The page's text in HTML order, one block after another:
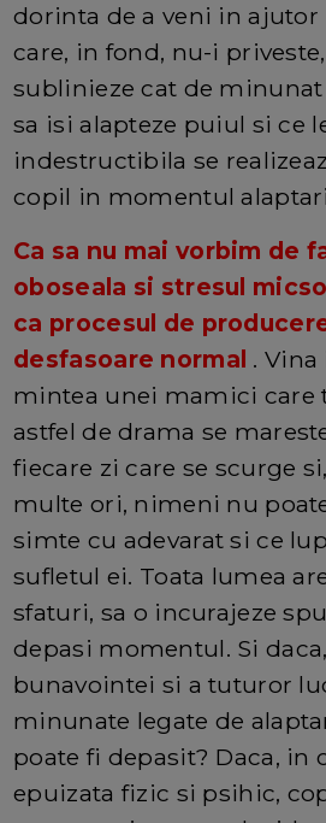
dorinta de a veni in
care, in fond, nu-i
sublinieze cat de minunat
sa isi alapteze puiul si ce
indestructibila se
copil in momentul
Ca sa nu mai vorbim de
oboseala si stresul
ca procesul de
desfasoare normal .
mintea unei mamici care
astfel de drama se
fiecare zi care se scurge
multe ori, nimeni nu
simte cu adevarat si ce
sufletul ei. Toata lumea
sfaturi, sa o incurajeze
depasi momentul. Si
bunavointei si a tuturor
minunate legate de
poate fi depasit? Daca, in
epuizata fizic si psihic,